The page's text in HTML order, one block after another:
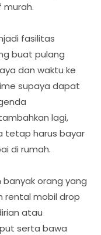
fasilitas
buat pulang
dan waktu ke
supaya dapat
lagi,
tetap harus bayar
di rumah.
banyak orang yang
rental mobil drop
atau
serta bawa